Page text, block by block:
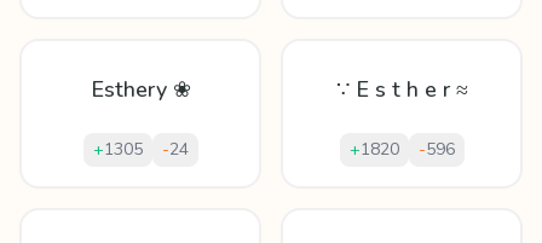
Esthery ❀
+1305 -24
∵ E s t h e r ≈
+1820 -596